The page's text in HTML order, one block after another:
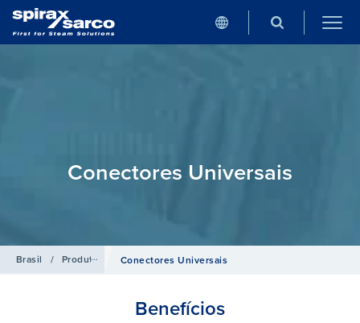
Conectores Universais
Brasil / Produtos Purgadores para Vapor
Conectores Universais
Benefícios